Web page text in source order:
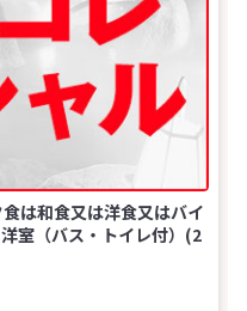
は和食又は洋食又はバイ
室（バス・トイレ付）(2